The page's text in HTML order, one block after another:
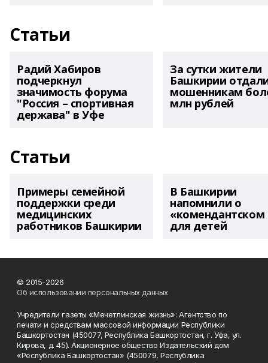
Статьи
Радий Хабиров
подчеркнул
значимость форума
"Россия – спортивная
держава" в Уфе
За сутки жители
Башкирии
мошенникам
млн рублей
Статьи
Примеры семейной
поддержки среди
медицинских
работников Башкирии
В Башкирии
напомнили о
«комендантском
для детей
© 2015-2026
Об использовании персональных данных
Учредители газеты «Мечетлинская жизнь»: Агентство по
печати и средствам массовой информации Республики
Башкортостан (450077, Республика Башкортостан, г. Уфа, ул.
Кирова, д. 45). Акционерное общество Издательский дом
«Республика Башкортостан» (450079, Республика